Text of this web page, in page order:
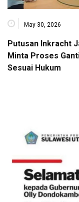
May 30, 2026
Putusan Inkracht
Minta Proses
Sesuai Hukum